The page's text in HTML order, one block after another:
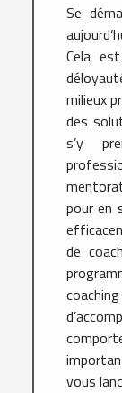
Se
Cela
milieux
des
s’y
pour en
de
vous